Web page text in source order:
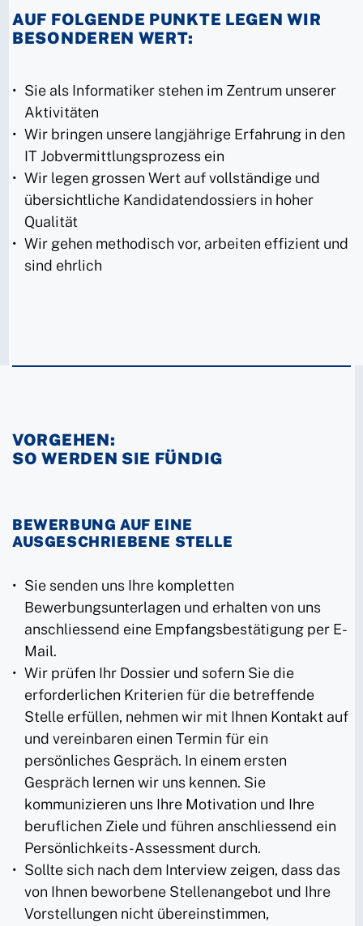
AUF FOLGENDE PUNKTE LEGEN WIR
BESONDEREN WERT:
Sie als Informatiker stehen im Zentrum unserer
Aktivitäten
Wir bringen unsere langjährige Erfahrung in den
IT Jobvermittlungsprozess ein
Wir legen grossen Wert auf vollständige und
übersichtliche Kandidatendossiers in hoher
Qualität
Wir gehen methodisch vor, arbeiten effizient und
sind ehrlich
VORGEHEN:
SO WERDEN SIE FÜNDIG
BEWERBUNG AUF EINE
AUSGESCHRIEBENE STELLE
Sie senden uns Ihre kompletten
Bewerbungsunterlagen und erhalten von uns
anschliessend eine Empfangsbestätigung per E-
Mail.
Wir prüfen Ihr Dossier und sofern Sie die
erforderlichen Kriterien für die betreffende
Stelle erfüllen, nehmen wir mit Ihnen Kontakt auf
und vereinbaren einen Termin für ein
persönliches Gespräch. In einem ersten
Gespräch lernen wir uns kennen. Sie
kommunizieren uns Ihre Motivation und Ihre
beruflichen Ziele und führen anschliessend ein
Persönlichkeits-Assessment durch.
Sollte sich nach dem Interview zeigen, dass das
von Ihnen beworbene Stellenangebot und Ihre
Vorstellungen nicht übereinstimmen,